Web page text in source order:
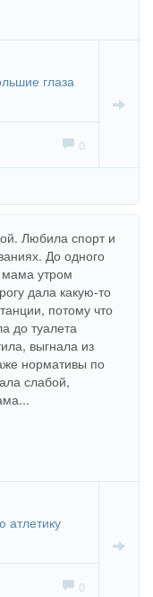
глаза
0
Любила спорт и
До одного
утром
дала какую-то
потому что
до туалета
выгнала из
нормативы по
слабой,
атлетику
0